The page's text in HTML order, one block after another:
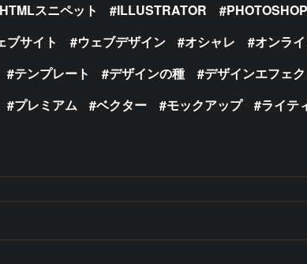
スニペット ILLUSTRATOR PHOTOSHOP
ブサイト ウェブデザイン オシャレ オンラ
テンプレート デザインの種 デザインエフェク
プレミアム ベクター モックアップ ライテ